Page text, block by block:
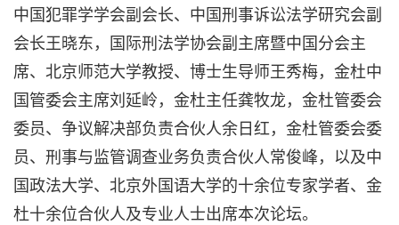
中国犯罪学学会副会长、中国刑事诉讼法学研究会副
会长王晓东，国际刑法学协会副主席暨中国分会主
席、北京师范大学教授、博士生导师王秀梅，金杜中
国管委会主席刘延岭，金杜主任龚牧龙，金杜管委会
委员、争议解决部负责合伙人余日红，金杜管委会委
员、刑事与监管调查业务负责合伙人常俊峰，以及中
国政法大学、北京外国语大学的十余位专家学者、金
杜十余位合伙人及专业人士出席本次论坛。